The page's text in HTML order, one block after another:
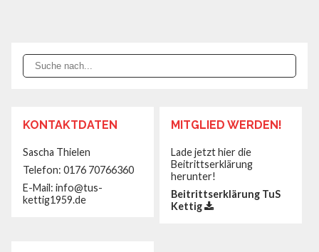
KONTAKTDATEN
Sascha Thielen
Telefon: 0176 70766360‬
E-Mail: info@tus-
kettig1959.de
MITGLIED WERDEN!
Lade jetzt hier die
Beitrittserklärung
herunter!
Beitrittserklärung TuS
Kettig